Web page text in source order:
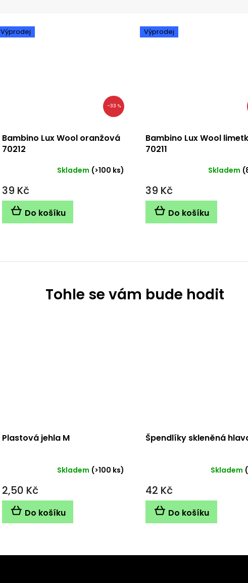
Plastová jehla M
produktu
je
5,0
Skladem (>100 ks)
2,50 Kč
Do košíku
Špendlíky skleněná
Skladem
42 Kč
Do košíku
Výprodej
–33 %
Bambino Lux Wool oranžová
70212
Skladem (>100 ks)
39 Kč
Do košíku
Výprodej
Bambino Lux Wool
70211
Skladem
39 Kč
Do košíku